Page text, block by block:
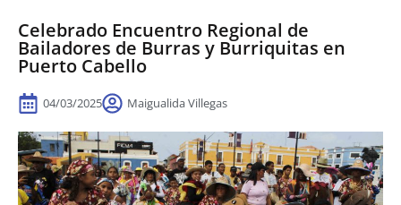
Celebrado Encuentro Regional de
Bailadores de Burras y Burriquitas en
Puerto Cabello
04/03/2025 Maigualida Villegas